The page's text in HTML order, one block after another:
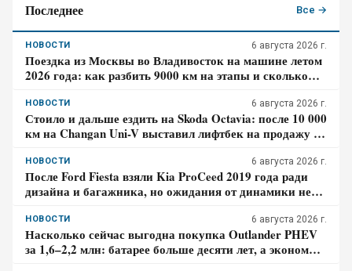
Последнее Все →
НОВОСТИ 6 августа 2026 г.
Поездка из Москвы во Владивосток на машине летом
2026 года: как разбить 9000 км на этапы и сколько
НОВОСТИ 6 августа 2026 г.
Стоило и дальше ездить на Skoda Octavia: после 10 000
км на Changan Uni-V выставил лифтбек на продажу –
НОВОСТИ 6 августа 2026 г.
После Ford Fiesta взяли Kia ProCeed 2019 года ради
дизайна и багажника, но ожидания от динамики не
НОВОСТИ 6 августа 2026 г.
Насколько сейчас выгодна покупка Outlander PHEV
за 1,6–2,2 млн: батарее больше десяти лет, а экономия